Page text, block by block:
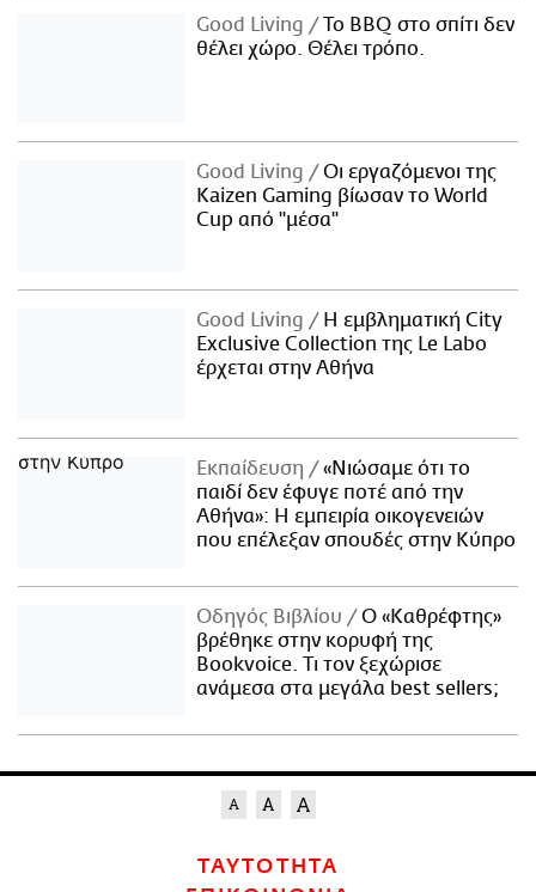
Good Living
Το BBQ στο σπίτι δεν
θέλει χώρο. Θέλει τρόπο.
Good Living
Οι εργαζόμενοι της
Kaizen Gaming βίωσαν το World
Cup από "μέσα"
Good Living
Η εμβληματική City
Exclusive Collection της Le Labo
έρχεται στην Αθήνα
Εκπαίδευση
«Νιώσαμε ότι το
παιδί δεν έφυγε ποτέ από την
Αθήνα»: Η εμπειρία οικογενειών
που επέλεξαν σπουδές στην Κύπρο
Οδηγός Βιβλίου
Ο «Καθρέφτης»
βρέθηκε στην κορυφή της
Bookvoice. Τι τον ξεχώρισε
ανάμεσα στα μεγάλα best sellers;
ΤΑΥΤΟΤΗΤΑ